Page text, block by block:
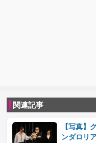
関連記事
【写真】
ンダロリ